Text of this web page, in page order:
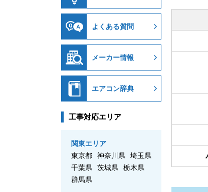
よくある質問
メーカー情報
エアコン辞典
工事対応エリア
関東エリア
東京都
神奈川県
埼玉県
千葉県
茨城県
栃木県
群馬県